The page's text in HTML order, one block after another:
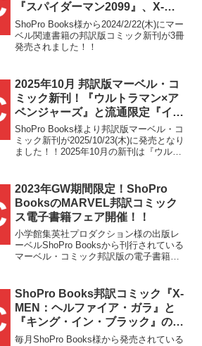
『スパイダーマン2099』、X-
MENサーガ第一部完結作品『イ
ンフェルノ』が2/22(木)発売！！
ShoPro Books様から2024/2/22(木)にマー
ベル関連書籍の邦訳版コミック新刊が3冊
発売されました！！
2025年10月 邦訳版マーベル・コ
ミック新刊！『ウルトラマン×ア
ベンジャーズ』と流通限定『イモ
ータルX-MEN Vol. 3:不和』が発
売！！
ShoPro Books様より邦訳版マーベル・コ
ミック新刊が2025/10/23(木)に発売となり
ました！！2025年10月の新刊は『ウルト
す！！『ウルト...
2023年GW期間限定！ShoPro
BooksのMARVEL邦訳コミック
ス電子書籍フェア開催！！
小学館集英社プロダクション様の出版レ
ーベルShoPro Booksから刊行されている
マーベル・コミック邦訳版の電子書籍の
得なフェアが開催されます！！
ShoPro Books邦訳コミック『X-
MEN：ヘルファイア・ガラ』と
『キング・イン・ブラック』の2
冊が2023/11/24(金)発売！！
毎月ShoPro Books様から発売されている